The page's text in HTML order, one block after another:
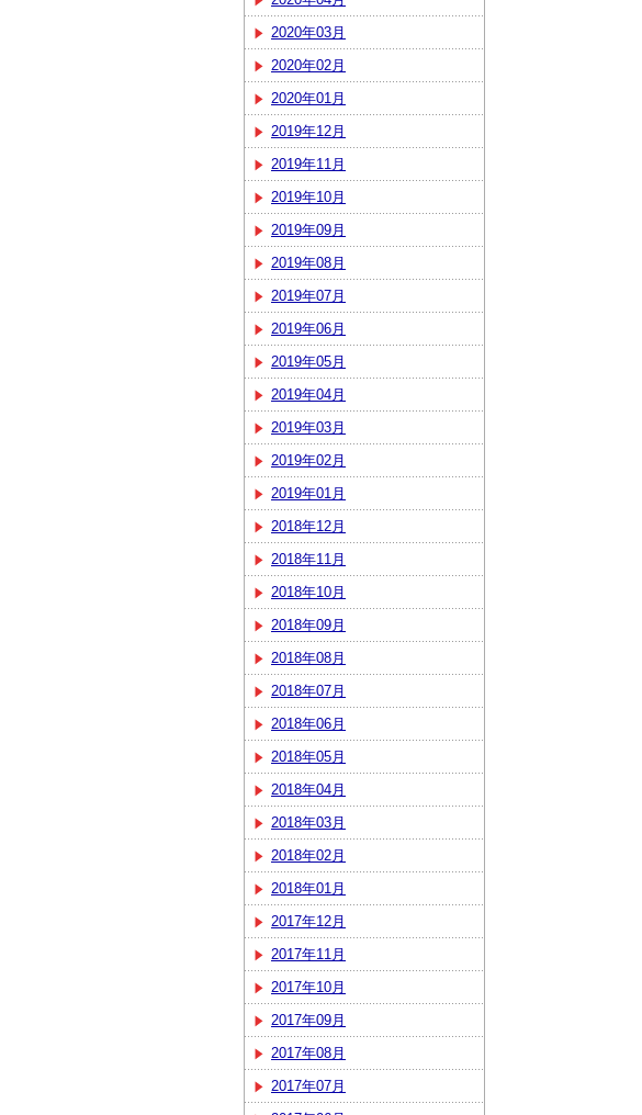
2020年03月
2020年02月
2020年01月
2019年12月
2019年11月
2019年10月
2019年09月
2019年08月
2019年07月
2019年06月
2019年05月
2019年04月
2019年03月
2019年02月
2019年01月
2018年12月
2018年11月
2018年10月
2018年09月
2018年08月
2018年07月
2018年06月
2018年05月
2018年04月
2018年03月
2018年02月
2018年01月
2017年12月
2017年11月
2017年10月
2017年09月
2017年08月
2017年07月